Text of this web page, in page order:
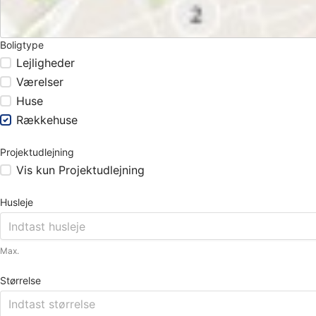
Boligtype
Lejligheder
Værelser
Huse
Rækkehuse
Projektudlejning
Vis kun Projektudlejning
Husleje
Max.
Størrelse